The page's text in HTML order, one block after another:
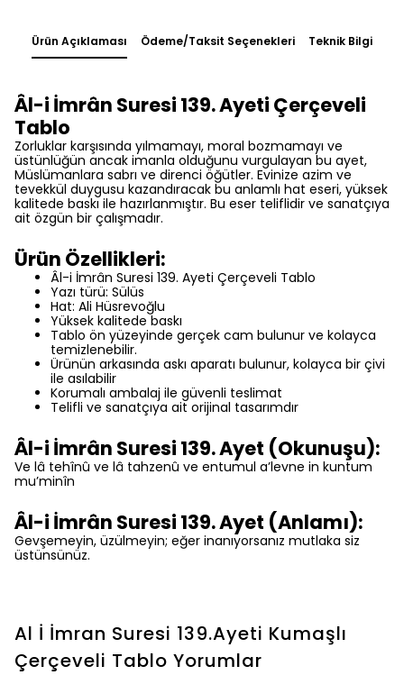
Ürün Açıklaması Ödeme/Taksit Seçenekleri Teknik Bilgi
Âl-i İmrân Suresi 139. Ayeti Çerçeveli
Tablo
Zorluklar karşısında yılmamayı, moral bozmamayı ve
üstünlüğün ancak imanla olduğunu vurgulayan bu ayet,
Müslümanlara sabrı ve direnci öğütler. Evinize azim ve
tevekkül duygusu kazandıracak bu anlamlı hat eseri, yüksek
kalitede baskı ile hazırlanmıştır. Bu eser teliflidir ve sanatçıya
ait özgün bir çalışmadır.
Ürün Özellikleri:
Âl-i İmrân Suresi 139. Ayeti Çerçeveli Tablo
Yazı türü: Sülüs
Hat: Ali Hüsrevoğlu
Yüksek kalitede baskı
Tablo ön yüzeyinde gerçek cam bulunur ve kolayca
temizlenebilir.
Ürünün arkasında askı aparatı bulunur, kolayca bir çivi
ile asılabilir
Korumalı ambalaj ile güvenli teslimat
Telifli ve sanatçıya ait orijinal tasarımdır
Âl-i İmrân Suresi 139. Ayet (Okunuşu):
Ve lâ tehînû ve lâ tahzenû ve entumul a’levne in kuntum
mu’minîn
Âl-i İmrân Suresi 139. Ayet (Anlamı):
Gevşemeyin, üzülmeyin; eğer inanıyorsanız mutlaka siz
üstünsünüz.
Al İ İmran Suresi 139.Ayeti Kumaşlı
Çerçeveli Tablo Yorumlar